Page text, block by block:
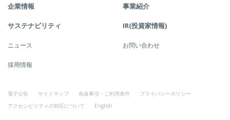
企業情報 事業紹介
サステナビリティ IR(投資家情報)
ニュース お問い合わせ
採用情報
電子公告 サイトマップ 免責事項・ご利用条件
プライバシーポリシー
アクセシビリティの対応について
English